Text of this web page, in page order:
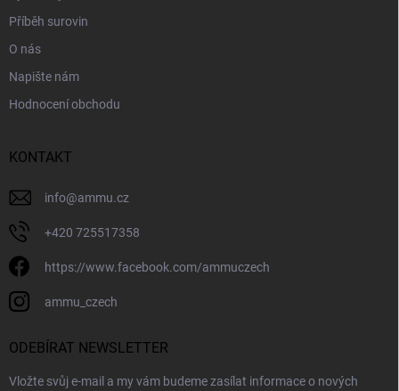
Příběh surovin
O nás
Napište nám
Hodnocení obchodu
KONTAKT
info@ammu.cz
+420 725517358
https://www.facebook.com/ammuczech
ammu_czech
ODEBÍRAT NEWSLETTER
Vložte svůj e-mail a my vám budeme zasílat informace o nových